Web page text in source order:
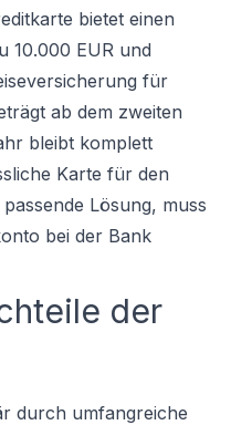
bietet einen
10.000 EUR und
für
ab dem zweiten
bleibt komplett
Karte für den
Lösung, muss
bei der Bank
der
durch umfangreiche